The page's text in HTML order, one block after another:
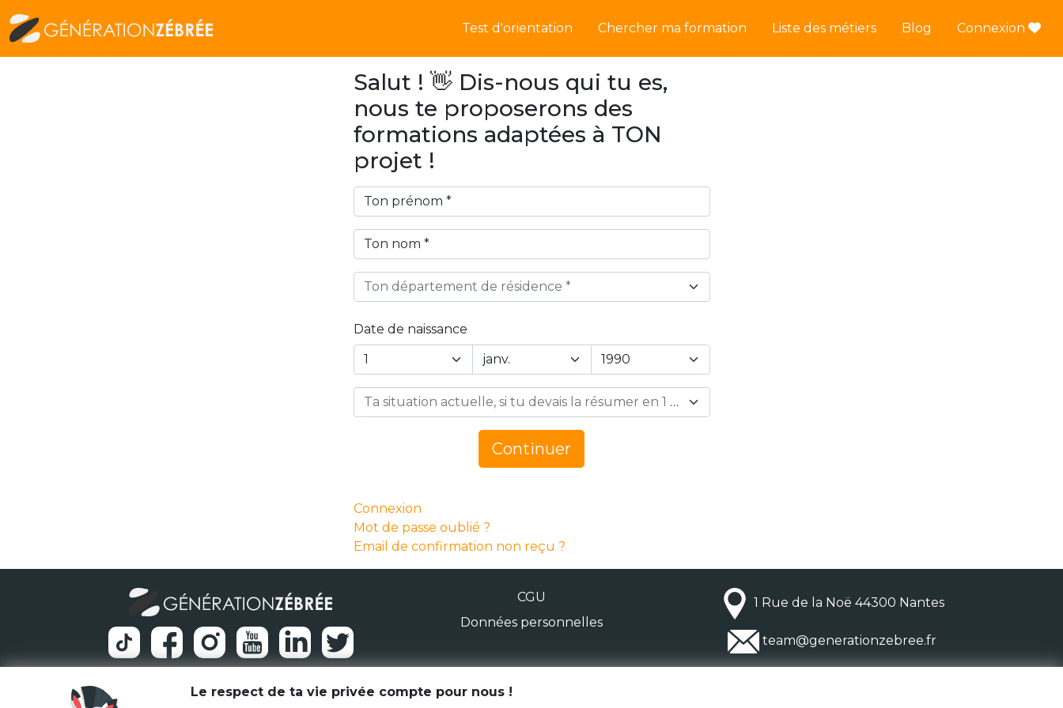
Test d'orientation Chercher ma formation Liste des métiers Blog Connexion
Salut ! 👋 Dis-nous qui tu es,
nous te proposerons des
formations adaptées à TON
projet !
Ton département de résidence *
Date de naissance
Year
Ta situation actuelle, si tu devais la résumer en 1 mot… *
Continuer
Connexion
Mot de passe oublié ?
Email de confirmation non reçu ?
CGU
Données personnelles
1 Rue de la Noë 44300 Nantes
team@generationzebree.fr
© Génération Zébrée 2026
Le respect de ta vie privée compte pour nous !